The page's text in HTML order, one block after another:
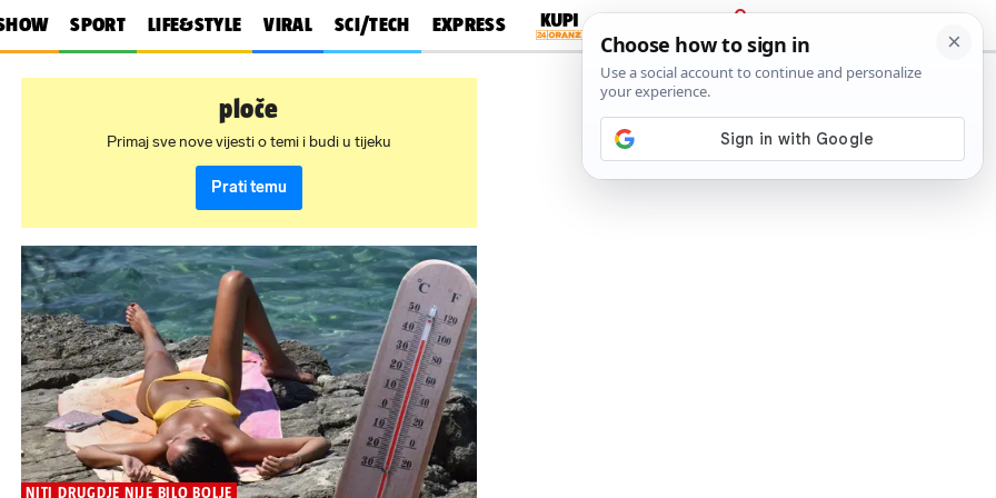
SPORT LIFE&STYLE VIRAL SCI/TECH EXPRESS
PRIJAVA
ploče
Primaj sve nove vijesti o temi i budi u tijeku
Prati temu
NITI DRUGDJE NIJE BILO BOLJE